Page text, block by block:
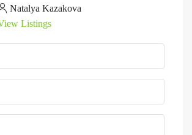
Natalya Kazakova
Listings